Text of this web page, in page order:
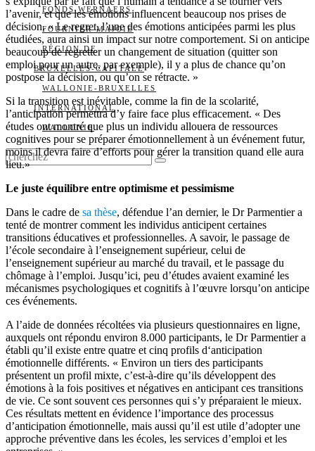
FONDS WERNAERS
FOURNIER-MAJOIE
RÉGION DE
BRUXELLES-CAPITALE
WALLONIE-BRUXELLES
INTERNATIONAL
WALLONIE
l’avenir, et que les émotions influencent beaucoup nos prises de
décision. « Le regret, l’une des émotions anticipées parmi les plus
étudiées, aura ainsi un impact sur notre comportement. Si on anticipe
beaucoup de regretter un changement de situation (quitter son
emploi pour un autre, par exemple), il y a plus de chance qu’on
postpose la décision, ou qu’on se rétracte. »
Si la transition est inévitable, comme la fin de la scolarité,
l’anticipation permettra d’y faire face plus efficacement. « Des
études ont montré que plus un individu allouera de ressources
cognitives pour se préparer émotionnellement à un événement futur,
moins il devra faire d’efforts pour gérer la transition quand elle aura
lieu.»
Le juste équilibre entre optimisme et pessimisme
Dans le cadre de sa thèse, défendue l’an dernier, le Dr Parmentier a
tenté de montrer comment les individus anticipent certaines
transitions éducatives et professionnelles. A savoir, le passage de
l’école secondaire à l’enseignement supérieur, celui de
l’enseignement supérieur au marché du travail, et le passage du
chômage à l’emploi. Jusqu’ici, peu d’études avaient examiné les
mécanismes psychologiques et cognitifs à l’œuvre lorsqu’on anticipe
ces événements.
A l’aide de données récoltées via plusieurs questionnaires en ligne,
auxquels ont répondu environ 8.000 participants, le Dr Parmentier a
établi qu’il existe entre quatre et cinq profils d‘anticipation
émotionnelle différents. « Environ un tiers des participants
présentent un profil mixte, c’est-à-dire qu’ils développent des
émotions à la fois positives et négatives en anticipant ces transitions
de vie. Ce sont souvent ces personnes qui s’y préparaient le mieux.
Ces résultats mettent en évidence l’importance des processus
d’anticipation émotionnelle, mais aussi qu’il est utile d’adopter une
approche préventive dans les écoles, les services d’emploi et les